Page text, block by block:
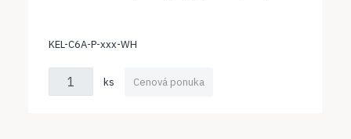
KEL-C6A-P-xxx-WH
ks Cenová ponuka